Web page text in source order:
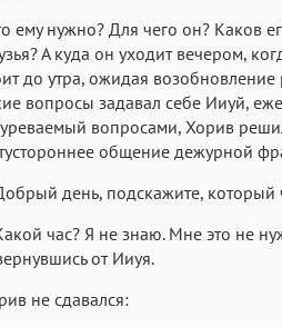
ему нужно? Для чего он? Каков
А куда он уходит вечером,
до утра, ожидая
вопросы задавал себе Ииуй,
вопросами, Хорив
общение дежурной
день, подскажите, который
час? Я не знаю. Мне это не
от Ииуя.
не сдавался: